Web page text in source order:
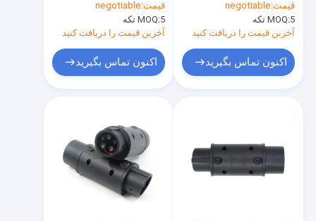
خودروهای الکتریکی
قیمت:negotiable
MOQ:5 تکه
آخرین قیمت را دریافت کنید
اکنون تماس بگیرید
22KW
قیمت:negotiable
MOQ:5 تکه
آخرین قیمت را دریافت کنید
اکنون تماس بگیرید